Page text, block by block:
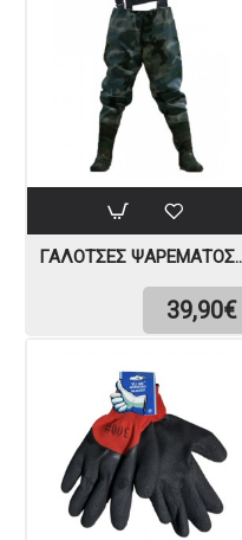
ΓΑΛΌΤΣΕΣ
39,90€